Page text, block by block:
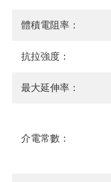
體積電阻率：
抗拉強度：
最大延伸率：
介電常數：